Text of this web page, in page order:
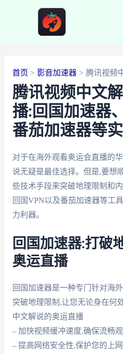
首页 影音加速器 腾讯视频
腾讯视频中文
播:回国加速器
番茄加速器等
对于在海外观看奥运会直播的
说无疑是最佳选择。但是,要想
些技术手段来突破地理限制和
回国VPN以及番茄加速器等工
力利器。
回国加速器:打破
奥运直播
回国加速器是一种专门针对海
突破地理限制,让您无论身在何
中文解说的奥运直播
– 加快视频缓冲速度,确保流畅
– 提高网络安全性,保护您的上